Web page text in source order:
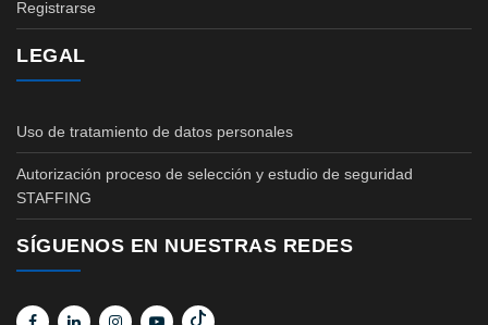
Registrarse
LEGAL
Uso de tratamiento de datos personales
Autorización proceso de selección y estudio de seguridad
STAFFING
SÍGUENOS EN NUESTRAS REDES